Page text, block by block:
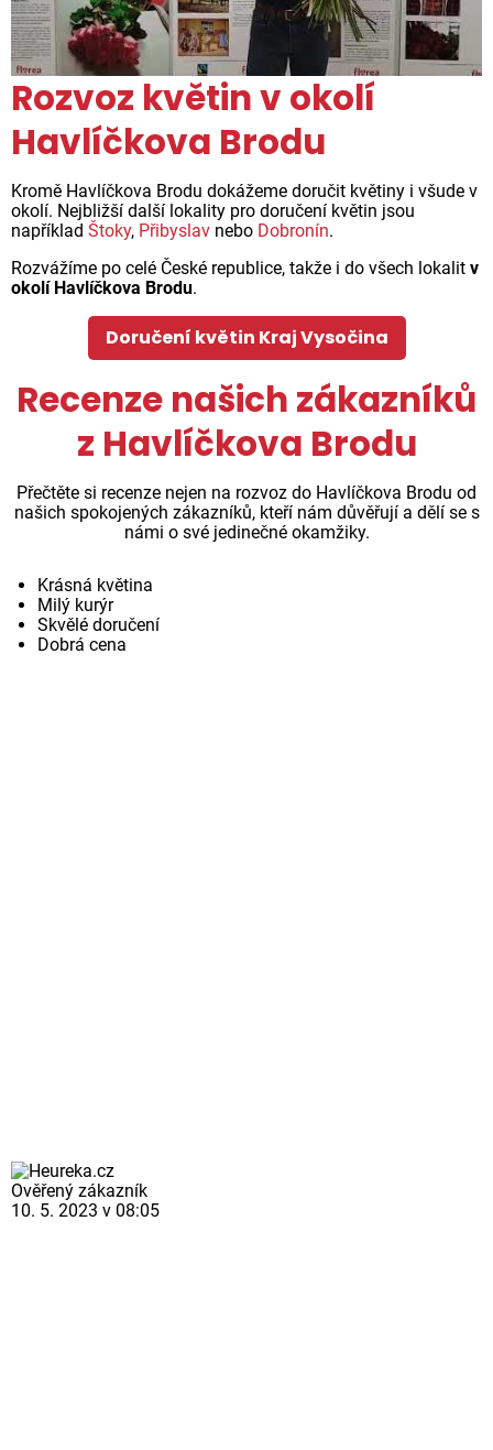
Rozvoz květin v okolí
Havlíčkova Brodu
Kromě Havlíčkova Brodu dokážeme doručit květiny i všude v
okolí. Nejbližší další lokality pro doručení květin jsou
například Štoky, Přibyslav nebo Dobronín.
Rozvážíme po celé České republice, takže i do všech lokalit v
okolí Havlíčkova Brodu.
Doručení květin Kraj Vysočina
Recenze našich zákazníků
z Havlíčkova Brodu
Přečtěte si recenze nejen na rozvoz do Havlíčkova Brodu od
našich spokojených zákazníků, kteří nám důvěřují a dělí se s
námi o své jedinečné okamžiky.
Krásná květina
Milý kurýr
Skvělé doručení
Dobrá cena
Ověřený zákazník
10. 5. 2023 v 08:05